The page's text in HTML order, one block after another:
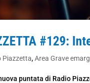
#129:
Piazzetta,Area Grave
puntata di Radio